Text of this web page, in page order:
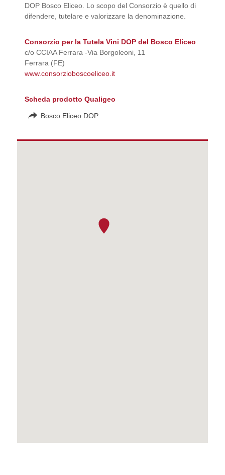
DOP Bosco Eliceo. Lo scopo del Consorzio è quello di
difendere, tutelare e valorizzare la denominazione.
Consorzio per la Tutela Vini DOP del Bosco Eliceo
c/o CCIAA Ferrara -Via Borgoleoni, 11
Ferrara (FE)
www.consorzioboscoeliceo.it
Scheda prodotto Qualigeo
Bosco Eliceo DOP